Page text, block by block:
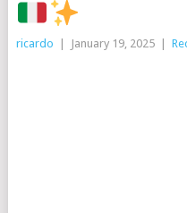
ricardo | January 19, 2025 |